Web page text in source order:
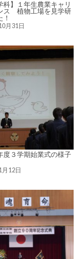
科】１年生農業キャリ
ス 植物工場を見学研
月31日
度３学期始業式の様子
月12日